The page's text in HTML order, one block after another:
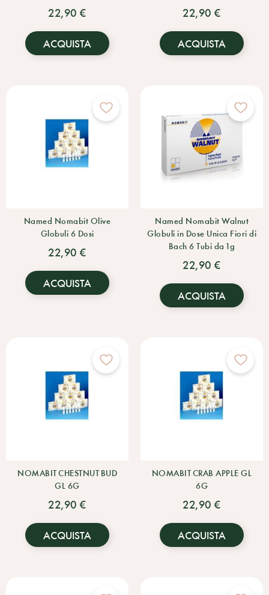
22,90 €
ACQUISTA
22,90 €
ACQUISTA
Named Nomabit Olive
Globuli 6 Dosi
22,90 €
ACQUISTA
Named Nomabit Walnut
Globuli in Dose Unica Fiori di
Bach 6 Tubi da 1g
22,90 €
ACQUISTA
NOMABIT CHESTNUT BUD
GL 6G
22,90 €
ACQUISTA
NOMABIT CRAB APPLE GL
6G
22,90 €
ACQUISTA